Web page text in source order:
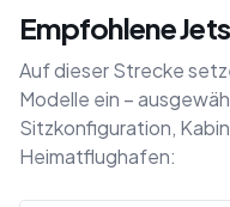
Empfohlene
Auf dieser Strecke
Modelle ein –
Sitzkonfiguration,
Heimatflughafen: